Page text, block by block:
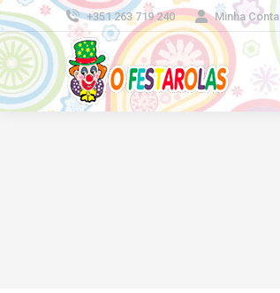
+351 263 719 240 Minha Conta